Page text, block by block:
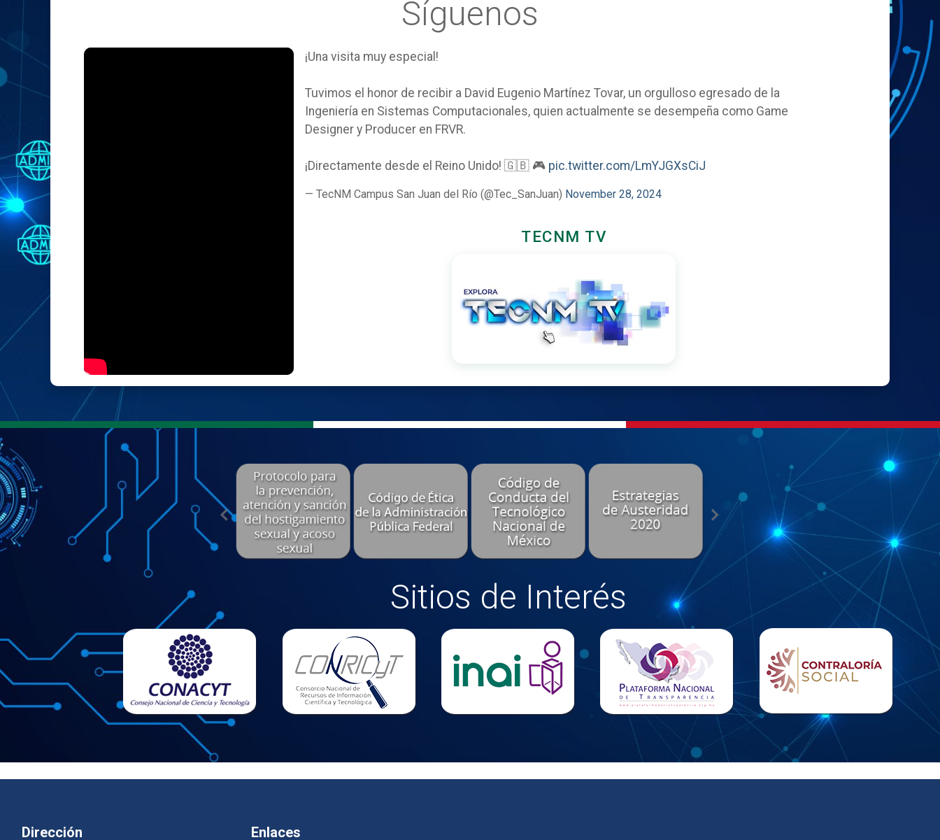
Síguenos
¡Una visita muy especial!
Tuvimos el honor de recibir a David Eugenio Martínez Tovar, un orgulloso egresado de la
Ingeniería en Sistemas Computacionales, quien actualmente se desempeña como Game
Designer y Producer en FRVR.
¡Directamente desde el Reino Unido! 🇬🇧 🎮 pic.twitter.com/LmYJGXsCiJ
— TecNM Campus San Juan del Río (@Tec_SanJuan) November 28, 2024
TECNM TV
Sitios de Interés
Dirección Enlaces